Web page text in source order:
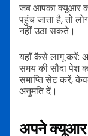
जब आपका क्यूआर
पहुंच जाता है, तो
नहीं उठा सकते।
यहाँ कैसे लागू करें:
समय की सौदा पेश
समाप्ति सेट करें,
अनुमति दें।
अपने क्यूआर